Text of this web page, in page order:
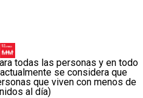
todas las personas y en todo
se considera que
que viven con menos de
al día)